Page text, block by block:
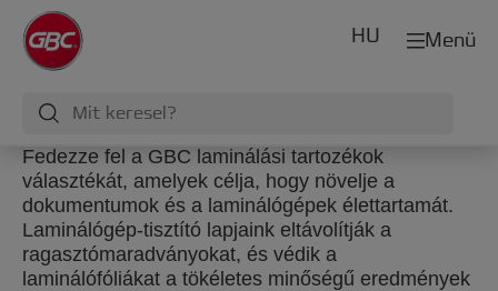
Menü
HU
Fedezze fel a GBC laminálási tartozékok
választékát, amelyek célja, hogy növelje a
dokumentumok és a laminálógépek élettartamát.
Laminálógép-tisztító lapjaink eltávolítják a
ragasztómaradványokat, és védik a
laminálófóliákat a tökéletes minőségű eredmények